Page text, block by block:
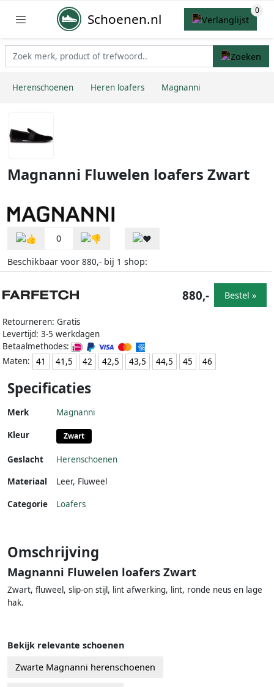
Schoenen.nl
Herenschoenen Heren loafers Magnanni
Magnanni Fluwelen loafers Zwart
0
Beschikbaar voor 880,- bij 1 shop:
Retourneren: Gratis
Levertijd: 3-5 werkdagen
Betaalmethodes:
Maten:
41 41,5 42 42,5 43,5 44,5 45 46
880,- Bestel »
Specificaties
Merk Magnanni
Kleur Zwart
Geslacht
Herenschoenen
Materiaal
Leer, Fluweel
Categorie Loafers
Omschrijving
Magnanni Fluwelen loafers Zwart
Zwart, fluweel, slip-on stijl, lint afwerking, lint, ronde neus en lage
hak.
Bekijk relevante schoenen
Zwarte Magnanni herenschoenen